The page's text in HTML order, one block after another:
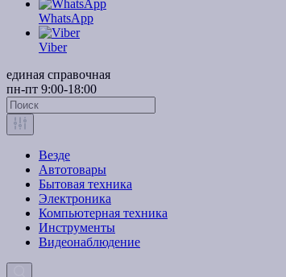
WhatsApp
Viber
единая справочная
пн-пт 9:00-18:00
Везде
Автотовары
Бытовая техника
Электроника
Компьютерная техника
Инструменты
Видеонаблюдение